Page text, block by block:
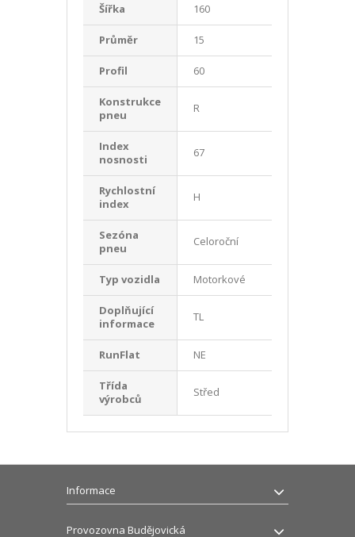
Šířka 160
Průměr 15
Profil 60
Konstrukce
pneu
R
Index
nosnosti
67
Rychlostní
index
H
Sezóna
pneu
Celoroční
Typ vozidla Motorkové
Doplňující
informace
TL
RunFlat NE
Třída
výrobců
Střed
Informace
Provozovna Budějovická